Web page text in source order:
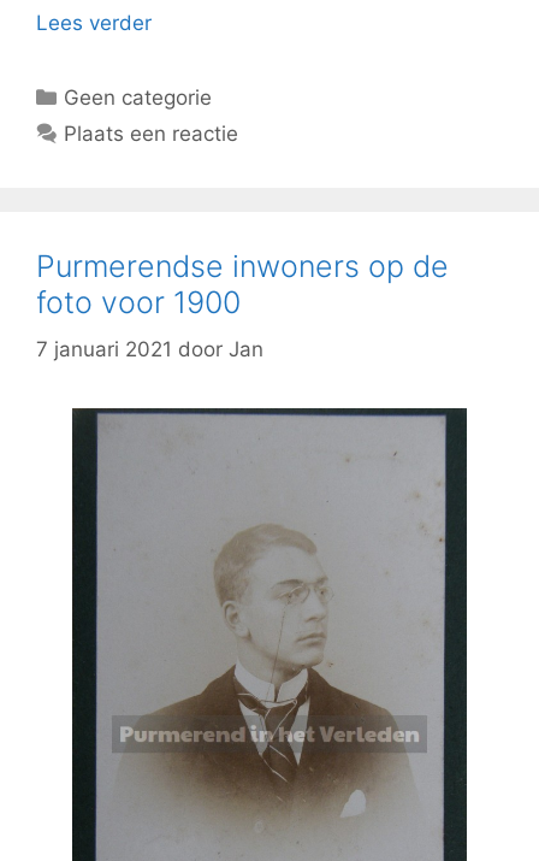
Lees verder
Categorieën
Geen categorie
Plaats een reactie
Purmerendse inwoners op de
foto voor 1900
7 januari 2021 door Jan